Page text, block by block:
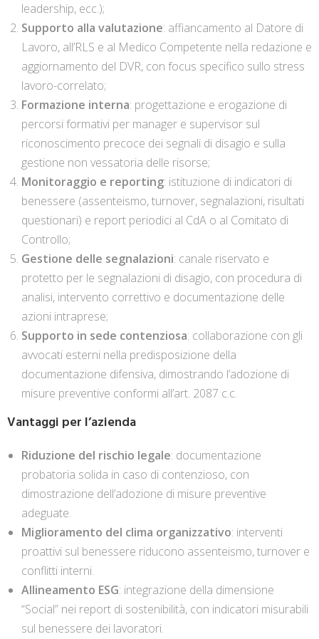
leadership, ecc.);
Supporto alla valutazione: affiancamento al Datore di
Lavoro, all’RLS e al Medico Competente nella redazione e
aggiornamento del DVR, con focus specifico sullo stress
lavoro-correlato;
Formazione interna: progettazione e erogazione di
percorsi formativi per manager e supervisor sul
riconoscimento precoce dei segnali di disagio e sulla
gestione non vessatoria delle risorse;
Monitoraggio e reporting: istituzione di indicatori di
benessere (assenteismo, turnover, segnalazioni, risultati
questionari) e report periodici al CdA o al Comitato di
Controllo;
Gestione delle segnalazioni: canale riservato e
protetto per le segnalazioni di disagio, con procedura di
analisi, intervento correttivo e documentazione delle
azioni intraprese;
Supporto in sede contenziosa: collaborazione con gli
avvocati esterni nella predisposizione della
documentazione difensiva, dimostrando l’adozione di
misure preventive conformi all’art. 2087 c.c.
Vantaggi per l’azienda
Riduzione del rischio legale: documentazione
probatoria solida in caso di contenzioso, con
dimostrazione dell’adozione di misure preventive
adeguate.
Miglioramento del clima organizzativo: interventi
proattivi sul benessere riducono assenteismo, turnover e
conflitti interni.
Allineamento ESG: integrazione della dimensione
“Social” nei report di sostenibilità, con indicatori misurabili
sul benessere dei lavoratori.